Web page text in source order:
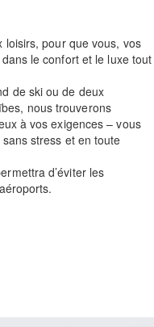
loisirs, pour que vous, vos
le confort et le luxe tout
de ski ou de deux
nous trouverons
à vos exigences – vous
stress et en toute
d’éviter les